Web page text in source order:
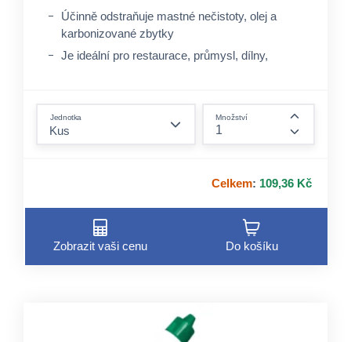
Účinně odstraňuje mastné nečistoty, olej a
karbonizované zbytky
Je ideální pro restaurace, průmysl, dílny,
dopadem na životní prostředí
Jednotka Množství
Celkem: 109,36 Kč
Zobrazit vaši cenu Do košíku